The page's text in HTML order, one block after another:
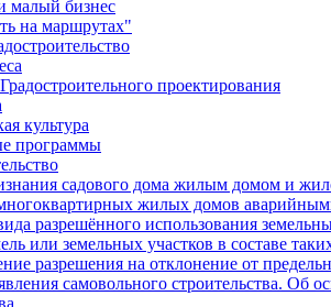
малый бизнес
на маршрутах"
проектирования
культура
программы
садового дома жилым домом и
жилых домов
разрешённого использования
или земельных участков в составе
разрешения на отклонение от
самовольного строительства. Об